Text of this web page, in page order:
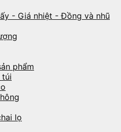
- Giá nhiệt - Đồng và nhũ
phẩm
túi
lọ